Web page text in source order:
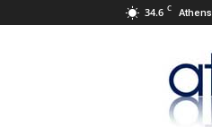
34.6 C Athens